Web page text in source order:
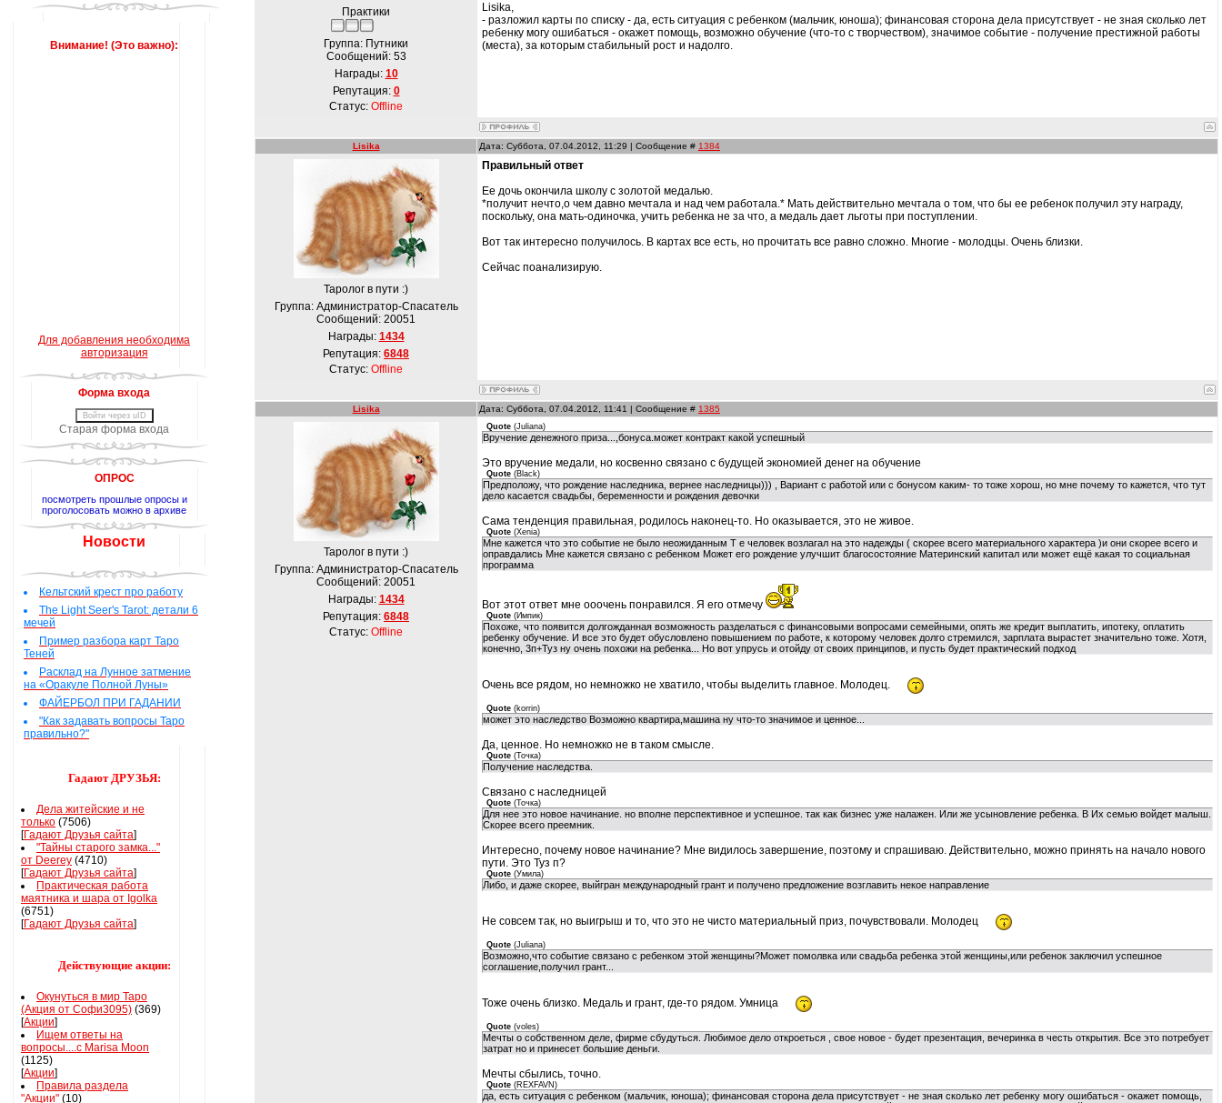
Внимание! (Это важно):
Для добавления необходима
авторизация
Форма входа
Войти через uID
Старая форма входа
ОПРОС
посмотреть прошлые опросы и
проголосовать можно в архиве
Новости
Кельтский крест про работу
The Light Seer's Tarot: детали 6
мечей
Пример разбора карт Таро
Теней
Расклад на Лунное затмение
на «Оракуле Полной Луны»
ФАЙЕРБОЛ ПРИ ГАДАНИИ
"Как задавать вопросы Таро
правильно?"
Гадают ДРУЗЬЯ:
Дела житейские и не
только (7506)
[Гадают Друзья сайта]
"Тайны старого замка..."
от Deerey (4710)
[Гадают Друзья сайта]
Практическая работа
маятника и шара от Igolka
(6751)
[Гадают Друзья сайта]
Действующие акции:
Окунуться в мир Таро
(Акция от Софи3095) (369)
[Акции]
Ищем ответы на
вопросы....с Marisa Moon
(1125)
[Акции]
Правила раздела
"Акции" (10)
Практики
Группа: Путники
Сообщений: 53
Награды: 10
Репутация: 0
Статус: Offline
Lisika,
- разложил карты по списку - да, есть ситуация с ребенком (мальчик, юноша); финансовая сторона дела присутствует - не зная сколько лет
ребенку могу ошибаться - окажет помощь, возможно обучение (что-то с творчеством), значимое событие - получение престижной работы
(места), за которым стабильный рост и надолго.
Lisika Дата: Суббота, 07.04.2012, 11:29 | Сообщение # 1384
Таролог в пути :)
Группа: Администратор-Спасатель
Сообщений: 20051
Награды: 1434
Репутация: 6848
Статус: Offline
Правильный ответ
Ее дочь окончила школу с золотой медалью.
*получит нечто,о чем давно мечтала и над чем работала.* Мать действительно мечтала о том, что бы ее ребенок получил эту награду,
поскольку, она мать-одиночка, учить ребенка не за что, а медаль дает льготы при поступлении.
Вот так интересно получилось. В картах все есть, но прочитать все равно сложно. Многие - молодцы. Очень близки.
Сейчас поанализирую.
Lisika Дата: Суббота, 07.04.2012, 11:41 | Сообщение # 1385
Таролог в пути :)
Группа: Администратор-Спасатель
Сообщений: 20051
Награды: 1434
Репутация: 6848
Статус: Offline
Quote (Juliana)
Вручение денежного приза...,бонуса.может контракт какой успешный
Это вручение медали, но косвенно связано с будущей экономией денег на обучение
Quote (Black)
Предположу, что рождение наследника, вернее наследницы))) , Вариант с работой или с бонусом каким- то тоже хорош, но мне почему то кажется, что тут
дело касается свадьбы, беременности и рождения девочки
Сама тенденция правильная, родилось наконец-то. Но оказывается, это не живое.
Quote (Xenia)
Мне кажется что это событие не было неожиданным Т е человек возлагал на это надежды ( скорее всего материального характера )и они скорее всего и
оправдались Мне кажется связано с ребенком Может его рождение улучшит благосостояние Материнский капитал или может ещё какая то социальная
программа
Вот этот ответ мне ооочень понравился. Я его отмечу
Quote (Импик)
Похоже, что появится долгожданная возможность разделаться с финансовыми вопросами семейными, опять же кредит выплатить, ипотеку, оплатить
ребенку обучение. И все это будет обусловлено повышением по работе, к которому человек долго стремился, зарплата вырастет значительно тоже. Хотя,
конечно, 3п+Туз ну очень похожи на ребенка... Но вот упрусь и отойду от своих принципов, и пусть будет практический подход
Очень все рядом, но немножко не хватило, чтобы выделить главное. Молодец.
Quote (korrin)
может это наследство Возможно квартира,машина ну что-то значимое и ценное...
Да, ценное. Но немножко не в таком смысле.
Quote (Точка)
Получение наследства.
Связано с наследницей
Quote (Точка)
Для нее это новое начинание. но вполне перспективное и успешное. так как бизнес уже налажен. Или же усыновление ребенка. В Их семью войдет малыш.
Скорее всего преемник.
Интересно, почему новое начинание? Мне видилось завершение, поэтому и спрашиваю. Действительно, можно принять на начало нового
пути. Это Туз п?
Quote (Умила)
Либо, и даже скорее, выйгран международный грант и получено предложение возглавить некое направление
Не совсем так, но выигрыш и то, что это не чисто материальный приз, почувствовали. Молодец
Quote (Juliana)
Возможно,что событие связано с ребенком этой женщины?Может помолвка или свадьба ребенка этой женщины,или ребенок заключил успешное
соглашение,получил грант...
Тоже очень близко. Медаль и грант, где-то рядом. Умница
Quote (voles)
Мечты о собственном деле, фирме сбудуться. Любимое дело откроеться , свое новое - будет презентация, вечеринка в честь открытия. Все это потребует
затрат но и принесет большие деньги.
Мечты сбылись, точно.
Quote (REXFAVN )
да, есть ситуация с ребенком (мальчик, юноша); финансовая сторона дела присутствует - не зная сколько лет ребенку могу ошибаться - окажет помощь,